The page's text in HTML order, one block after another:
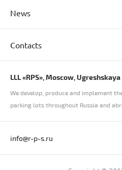
News
Contacts
LLL «RPS», Moscow,
We develop, produce and implement
parking lots throughout Russia and
info@r-p-s.ru